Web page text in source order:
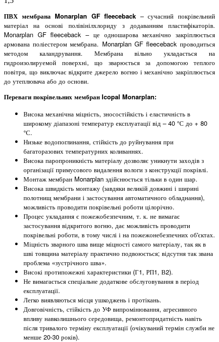
ПВХ мембрана Monarplan GF fleeceback – сучасний покрівельний
матеріал на основі полівінілхлориду з додаванням пластифікаторів.
Monarplan GF fleeceback – це одношарова механічно закріплюється
армована поліестером мембрана. Monarplan GF fleeceback проводиться
методом каландрування. Мембрана вільно укладається на
гидроизолируемой поверхні, що зварюється за допомогою теплого
повітря, що виключає відкрите джерело вогню і механічно закріплюється
до утеплювача або до основи.
Переваги покрівельних мембран Icopal Monarplan:
Висока механічна міцність, зносостійкість і еластичність в
широкому діапазоні температур експлуатації від – 40 °С до + 80
°С.
Низьке водопоглинання, стійкість до руйнування при
багаторазових температурних коливаннях.
Висока паропроникність матеріалу дозволяє уникнути заходів з
організації примусового видалення вологи з конструкції покрівлі.
Монтаж мембран Monarplan здійснюється тільки в один шар.
Висока швидкість монтажу (завдяки великій довжині і ширині
полотнищ мембрани і застосування автоматичного обладнання),
можливість проводити покрівельні роботи цілорічно.
Процес укладання є пожежобезпечним, т. к. не вимагає
застосування відкритого вогню, дає можливість проводити
покрівельні роботи, в тому числі і на пожежонебезпечних об'єктах.
Міцність зварного шва вище міцності самого матеріалу, так як в
шві товщина матеріалу практично подвоюється; відсутня так звана
проблема «зустрічного шва».
Високі протипожежні характеристики (Г1, РП1, В2).
Не вимагається спеціальне додаткове обслуговування в період
експлуатації.
Легко виявляються місця ушкоджень і протікань.
Довговічність, стійкість до УФ випромінювання, агресивного
впливу навколишнього середовища, ремонтопридатність навіть
після тривалого терміну експлуатації (очікуваний термін служби не
менше 20-30 років).